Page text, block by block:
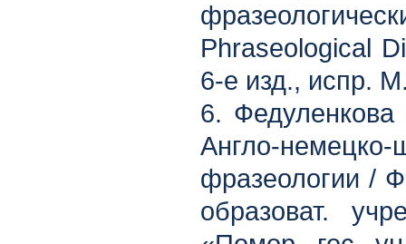
Phraseological
6-е изд., испр.
6.
Англо-
фразеологии /
образоват.